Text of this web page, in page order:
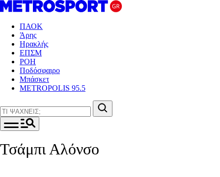
ΠΑΟΚ
Άρης
Ηρακλής
ΕΠΣΜ
ΡΟΗ
Ποδόσφαιρο
Μπάσκετ
METROPOLIS 95.5
Τσάμπι Αλόνσο